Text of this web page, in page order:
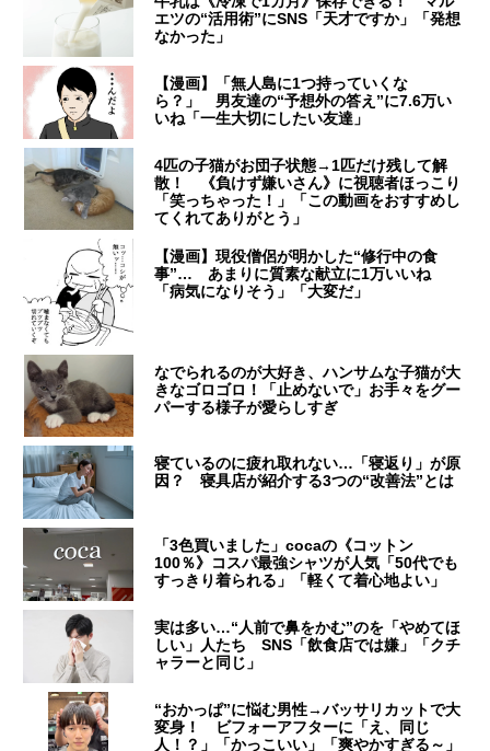
エツの“活用術”にSNS「天才ですか」「発想
なかった」
【漫画】「無人島に1つ持っていくな
ら？」 男友達の“予想外の答え”に7.6万い
いね「一生大切にしたい友達」
4匹の子猫がお団子状態→1匹だけ残して解
散！ 《負けず嫌いさん》に視聴者ほっこり
「笑っちゃった！」「この動画をおすすめし
てくれてありがとう」
【漫画】現役僧侶が明かした“修行中の食
事”… あまりに質素な献立に1万いいね
「病気になりそう」「大変だ」
なでられるのが大好き、ハンサムな子猫が大
きなゴロゴロ！「止めないで」お手々をグー
パーする様子が愛らしすぎ
寝ているのに疲れ取れない…「寝返り」が原
因？ 寝具店が紹介する3つの“改善法”とは
「3色買いました」cocaの《コットン
100％》コスパ最強シャツが人気「50代でも
すっきり着られる」「軽くて着心地よい」
実は多い…“人前で鼻をかむ”のを「やめてほ
しい」人たち SNS「飲食店では嫌」「クチ
ャラーと同じ」
“おかっぱ”に悩む男性→バッサリカットで大
変身！ ビフォーアフターに「え、同じ
人！？」「かっこいい」「爽やかすぎる～」